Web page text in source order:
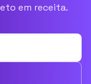
em receita.